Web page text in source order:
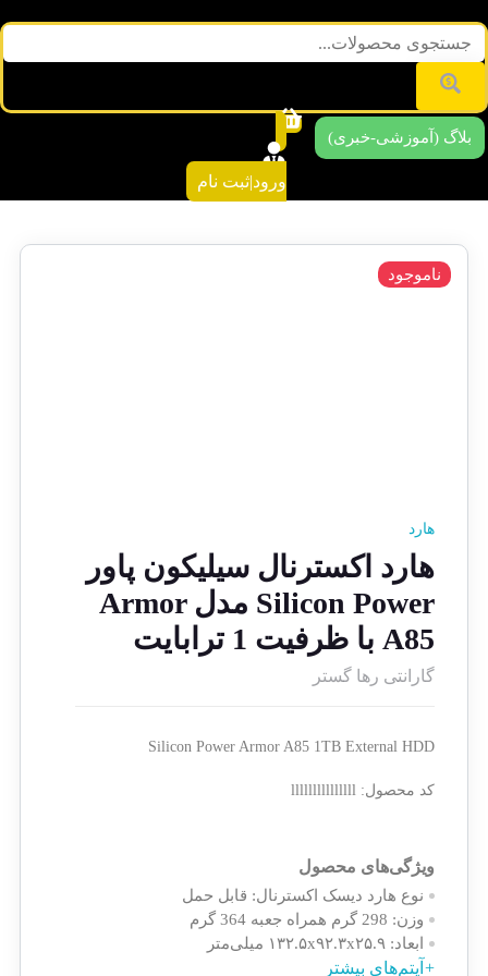
بلاگ (آموزشی-خبری)
ورود|ثبت نام
هارد
هارد اکسترنال سیلیکون پاور
Silicon Power مدل Armor
A85 با ظرفیت 1 ترابایت
گارانتی رها گستر
Silicon Power Armor A85 1TB External HDD
کد محصول: lllllllllllllll
ویژگی‌های محصول
نوع هارد دیسک اکسترنال: قابل حمل
وزن: 298 گرم همراه جعبه 364 گرم
ابعاد: ۱۳۲.۵x۹۲.۳x۲۵.۹ میلی‌متر
ظرفیت: یک ترابایت
آیتم‌های بیشتر
ناموجود